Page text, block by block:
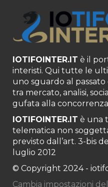
IOTIFOINTER.IT è il
interisti. Qui tutte le
uno sguardo al
tra mercato, analisi,
gufata alla
IOTIFOINTER.IT è una
telematica non
previsto dall’art. 3-bis
luglio 2012
© Copyright 2024 -
Cambia impostazioni